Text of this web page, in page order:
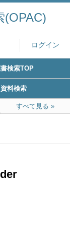
(OPAC)
ログイン
検索TOP
資料検索
すべて見る